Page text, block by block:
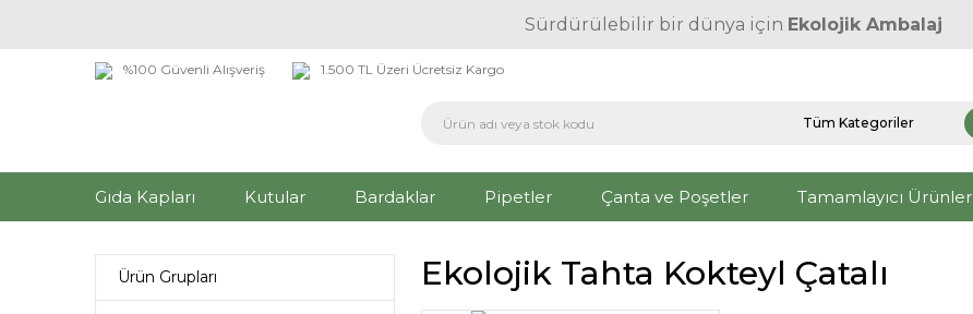
Sürdürülebilir bir dünya için Ekolojik Ambalaj
%100 Güvenli Alışveriş 1.500 TL Üzeri Ücretsiz Kargo
Gıda Kapları Kutular Bardaklar Pipetler Çanta ve Poşetler Tamamlayıcı Ürünler
Ürün Grupları Ekolojik Tahta Kokteyl Çatalı